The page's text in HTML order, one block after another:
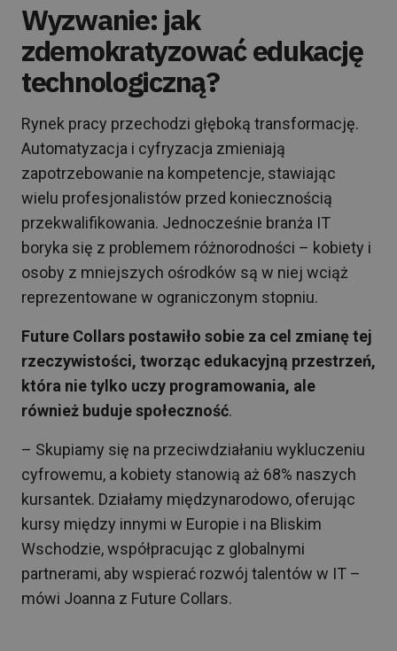
Wyzwanie: jak
zdemokratyzować edukację
technologiczną?
Rynek pracy przechodzi głęboką transformację.
Automatyzacja i cyfryzacja zmieniają
zapotrzebowanie na kompetencje, stawiając
wielu profesjonalistów przed koniecznością
przekwalifikowania. Jednocześnie branża IT
boryka się z problemem różnorodności – kobiety i
osoby z mniejszych ośrodków są w niej wciąż
reprezentowane w ograniczonym stopniu.
Future Collars postawiło sobie za cel zmianę tej
rzeczywistości, tworząc edukacyjną przestrzeń,
która nie tylko uczy programowania, ale
również buduje społeczność.
– Skupiamy się na przeciwdziałaniu wykluczeniu
cyfrowemu, a kobiety stanowią aż 68% naszych
kursantek. Działamy międzynarodowo, oferując
kursy między innymi w Europie i na Bliskim
Wschodzie, współpracując z globalnymi
partnerami, aby wspierać rozwój talentów w IT –
mówi Joanna z Future Collars.